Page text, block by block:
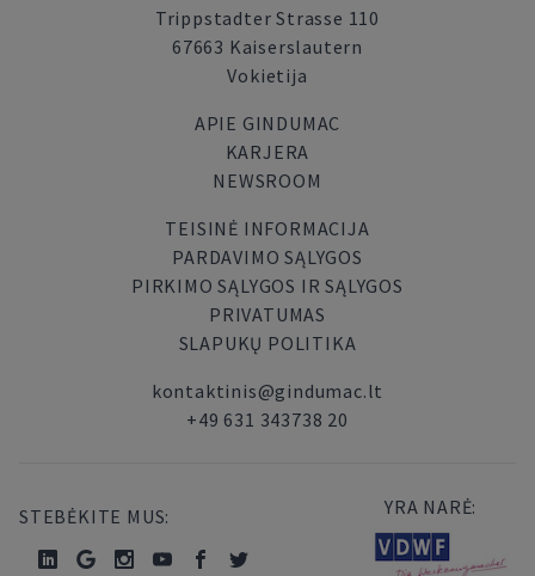
Trippstadter Strasse 110
67663 Kaiserslautern
Vokietija
APIE GINDUMAC
KARJERA
NEWSROOM
TEISINĖ INFORMACIJA
PARDAVIMO SĄLYGOS
PIRKIMO SĄLYGOS IR SĄLYGOS
PRIVATUMAS
SLAPUKŲ POLITIKA
kontaktinis@gindumac.lt
+49 631 343738 20
STEBĖKITE MUS: YRA NARĖ: